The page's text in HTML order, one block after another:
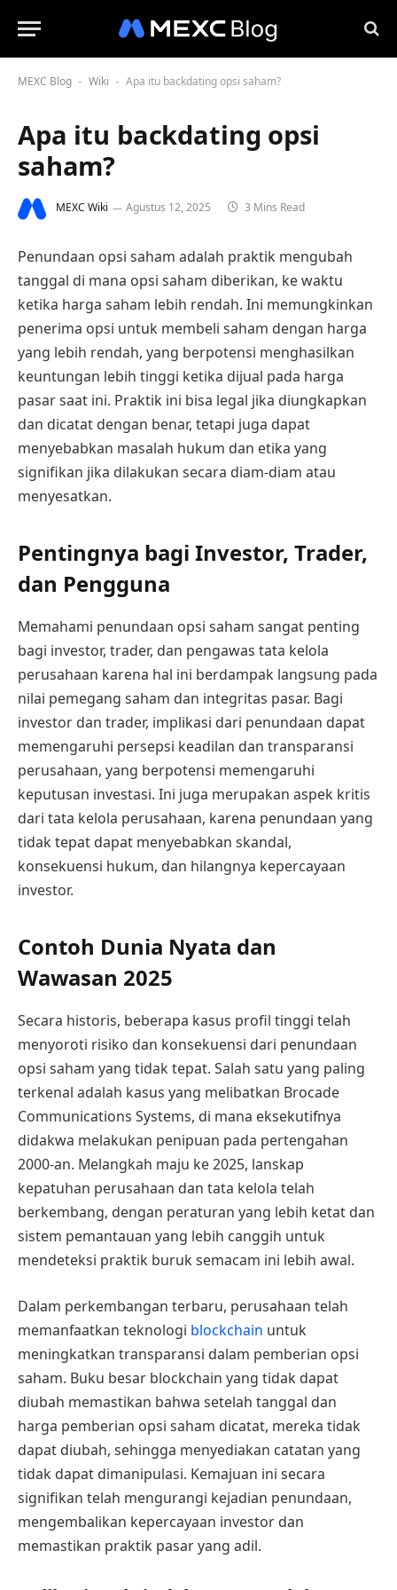
MEXC Blog - Wiki - Apa itu backdating opsi saham?
Apa itu backdating opsi
saham?
MEXC Wiki Agustus 12, 2025 3 Mins Read
Penundaan opsi saham adalah praktik mengubah
tanggal di mana opsi saham diberikan, ke waktu
ketika harga saham lebih rendah. Ini memungkinkan
penerima opsi untuk membeli saham dengan harga
yang lebih rendah, yang berpotensi menghasilkan
keuntungan lebih tinggi ketika dijual pada harga
pasar saat ini. Praktik ini bisa legal jika diungkapkan
dan dicatat dengan benar, tetapi juga dapat
menyebabkan masalah hukum dan etika yang
signifikan jika dilakukan secara diam-diam atau
menyesatkan.
Pentingnya bagi Investor, Trader,
dan Pengguna
Memahami penundaan opsi saham sangat penting
bagi investor, trader, dan pengawas tata kelola
perusahaan karena hal ini berdampak langsung pada
nilai pemegang saham dan integritas pasar. Bagi
investor dan trader, implikasi dari penundaan dapat
memengaruhi persepsi keadilan dan transparansi
perusahaan, yang berpotensi memengaruhi
keputusan investasi. Ini juga merupakan aspek kritis
dari tata kelola perusahaan, karena penundaan yang
tidak tepat dapat menyebabkan skandal,
konsekuensi hukum, dan hilangnya kepercayaan
investor.
Contoh Dunia Nyata dan
Wawasan 2025
Secara historis, beberapa kasus profil tinggi telah
menyoroti risiko dan konsekuensi dari penundaan
opsi saham yang tidak tepat. Salah satu yang paling
terkenal adalah kasus yang melibatkan Brocade
Communications Systems, di mana eksekutifnya
didakwa melakukan penipuan pada pertengahan
2000-an. Melangkah maju ke 2025, lanskap
kepatuhan perusahaan dan tata kelola telah
berkembang, dengan peraturan yang lebih ketat dan
sistem pemantauan yang lebih canggih untuk
mendeteksi praktik buruk semacam ini lebih awal.
Dalam perkembangan terbaru, perusahaan telah
memanfaatkan teknologi blockchain untuk
meningkatkan transparansi dalam pemberian opsi
saham. Buku besar blockchain yang tidak dapat
diubah memastikan bahwa setelah tanggal dan
harga pemberian opsi saham dicatat, mereka tidak
dapat diubah, sehingga menyediakan catatan yang
tidak dapat dimanipulasi. Kemajuan ini secara
signifikan telah mengurangi kejadian penundaan,
mengembalikan kepercayaan investor dan
memastikan praktik pasar yang adil.